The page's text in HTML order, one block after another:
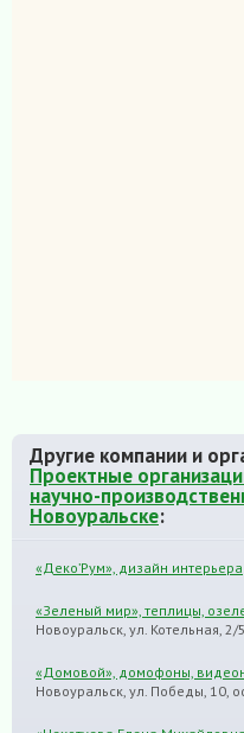
Другие компании и
Проектные
научно-
Новоуральске:
«Деко’Рум», дизайн интерьера
«Зеленый мир», теплицы,
Новоуральск, ул. Котельная, 2/5
«Домовой», домофоны,
Новоуральск, ул. Победы, 10,